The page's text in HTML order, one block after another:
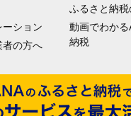
ション
者の方へ
ふるさと納
動画でわかる
納税